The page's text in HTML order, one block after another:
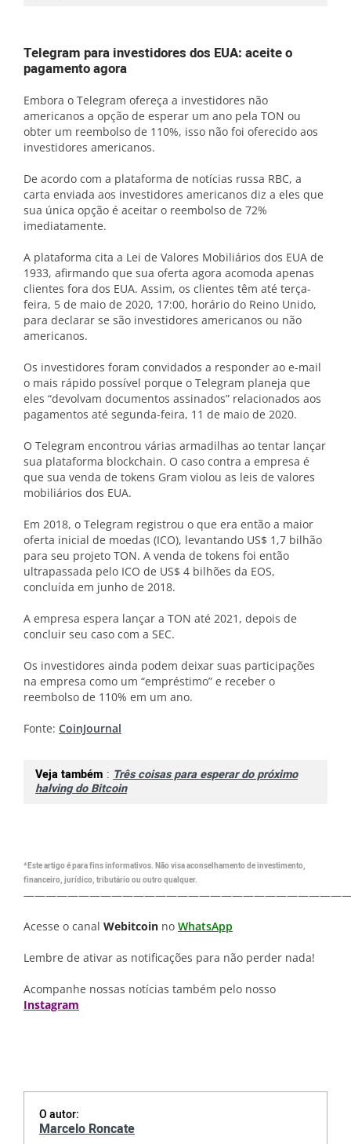
Telegram para investidores dos EUA: aceite o
pagamento agora
Embora o Telegram ofereça a investidores não
americanos a opção de esperar um ano pela TON ou
obter um reembolso de 110%, isso não foi oferecido aos
investidores americanos.
De acordo com a plataforma de notícias russa RBC, a
carta enviada aos investidores americanos diz a eles que
sua única opção é aceitar o reembolso de 72%
imediatamente.
A plataforma cita a Lei de Valores Mobiliários dos EUA de
1933, afirmando que sua oferta agora acomoda apenas
clientes fora dos EUA. Assim, os clientes têm até terça-
feira, 5 de maio de 2020, 17:00, horário do Reino Unido,
para declarar se são investidores americanos ou não
americanos.
Os investidores foram convidados a responder ao e-mail
o mais rápido possível porque o Telegram planeja que
eles “devolvam documentos assinados” relacionados aos
pagamentos até segunda-feira, 11 de maio de 2020.
O Telegram encontrou várias armadilhas ao tentar lançar
sua plataforma blockchain. O caso contra a empresa é
que sua venda de tokens Gram violou as leis de valores
mobiliários dos EUA.
Em 2018, o Telegram registrou o que era então a maior
oferta inicial de moedas (ICO), levantando US$ 1,7 bilhão
para seu projeto TON. A venda de tokens foi então
ultrapassada pelo ICO de US$ 4 bilhões da EOS,
concluída em junho de 2018.
A empresa espera lançar a TON até 2021, depois de
concluir seu caso com a SEC.
Os investidores ainda podem deixar suas participações
na empresa como um “empréstimo” e receber o
reembolso de 110% em um ano.
Fonte: CoinJournal
Veja também : Três coisas para esperar do próximo
halving do Bitcoin
*Este artigo é para fins informativos. Não visa aconselhamento de investimento,
financeiro, jurídico, tributário ou outro qualquer.
Acesse o canal Webitcoin no WhatsApp
Lembre de ativar as notificações para não perder nada!
Acompanhe nossas notícias também pelo nosso
Instagram
O autor:
Marcelo Roncate